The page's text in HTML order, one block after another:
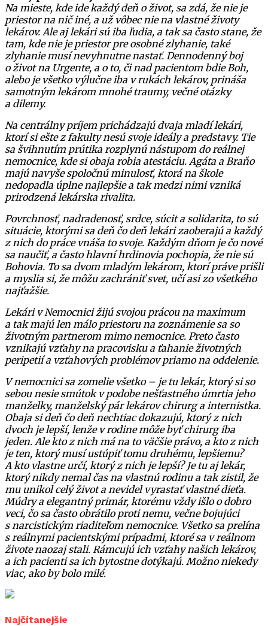
Na mieste, kde ide každý deň o život, sa zdá, že nie je
priestor na nič iné, a už vôbec nie na vlastné životy
lekárov. Ale aj lekári sú iba ľudia, a tak sa často stane, že
tam, kde nie je priestor pre osobné zlyhanie, také
zlyhanie musí nevyhnutne nastať. Dennodenný boj
o život na Urgente, a o to, či nad pacientom bdie Boh,
alebo je všetko výlučne iba v rukách lekárov, prináša
samotným lekárom mnohé traumy, večné otázky
a dilemy.
Na centrálny príjem prichádzajú dvaja mladí lekári,
ktorí si ešte z fakulty nesú svoje ideály a predstavy. Tie
sa švihnutím prútika rozplynú nástupom do reálnej
nemocnice, kde si obaja robia atestáciu. Agáta a Braňo
majú navyše spoločnú minulosť, ktorá na škole
nedopadla úplne najlepšie a tak medzi nimi vzniká
prirodzená lekárska rivalita.
Povrchnosť, nadradenosť, srdce, súcit a solidarita, to sú
situácie, ktorými sa deň čo deň lekári zaoberajú a každý
z nich do práce vnáša to svoje. Každým dňom je čo nové
sa naučiť, a často hlavní hrdinovia pochopia, že nie sú
Bohovia. To sa dvom mladým lekárom, ktorí práve prišli
a myslia si, že môžu zachrániť svet, učí asi zo všetkého
najťažšie.
Lekári v Nemocnici žijú svojou prácou na maximum
a tak majú len málo priestoru na zoznámenie sa so
životným partnerom mimo nemocnice. Preto často
vznikajú vzťahy na pracovisku a ťahanie životných
peripetií a vzťahových problémov priamo na oddelenie.
V nemocnici sa zomelie všetko – je tu lekár, ktorý si so
sebou nesie smútok v podobe nešťastného úmrtia jeho
manželky, manželský pár lekárov chirurg a internistka.
Obaja si deň čo deň nechtiac dokazujú, ktorý z nich
dvoch je lepší, lenže v rodine môže byť chirurg iba
jeden. Ale kto z nich má na to väčšie právo, a kto z nich
je ten, ktorý musí ustúpiť tomu druhému, lepšiemu?
A kto vlastne určí, ktorý z nich je lepší? Je tu aj lekár,
ktorý nikdy nemal čas na vlastnú rodinu a tak zistil, že
mu unikol celý život a nevidel vyrastať vlastné dieťa.
Múdry a elegantný primár, ktorému vždy išlo o dobro
veci, čo sa často obrátilo proti nemu, večne bojujúci
s narcistickým riaditeľom nemocnice. Všetko sa prelína
s reálnymi pacientskýmiprípadmi, ktoré sa v reálnom
živote naozaj stali. Rámcujú ich vzťahy našich lekárov,
a ich pacienti sa ich bytostne dotýkajú. Možno niekedy
viac, ako by bolo milé.
Najčítanejšie